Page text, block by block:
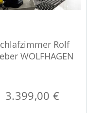
Rolf
WOLFHAGEN
3.399,00 €